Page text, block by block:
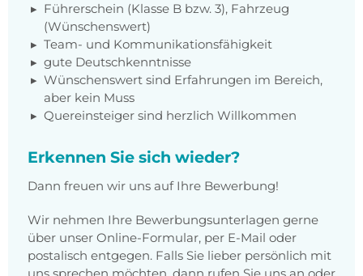
Führerschein (Klasse B bzw. 3), Fahrzeug
(Wünschenswert)
Team- und Kommunikationsfähigkeit
gute Deutschkenntnisse
Wünschenswert sind Erfahrungen im Bereich,
aber kein Muss
Quereinsteiger sind herzlich Willkommen
Erkennen Sie sich wieder?
Dann freuen wir uns auf Ihre Bewerbung!
Wir nehmen Ihre Bewerbungsunterlagen gerne
über unser Online-Formular, per E-Mail oder
postalisch entgegen. Falls Sie lieber persönlich mit